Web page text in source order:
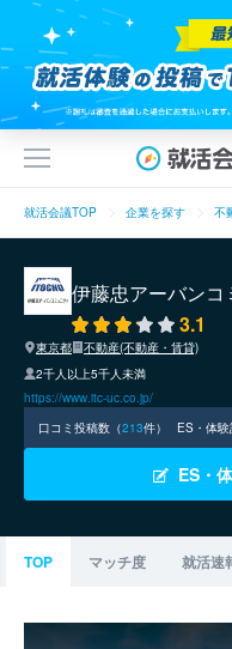
就活会議TOP 企業を探す 不
伊藤忠アーバン
3.1
東京都
不動産(不動産・賃貸)
2千人以上5千人未満
https://www.itc-uc.co.jp/
口コミ投稿数（213件） ES・体験
ES・
TOP マッチ度 就活速